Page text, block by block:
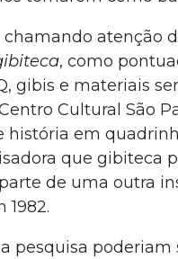
atenção
, como
gibis e materiais
Cultural São
história em
que gibiteca
de uma outra
1982.
pesquisa